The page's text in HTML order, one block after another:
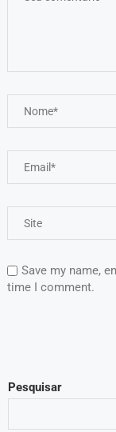
Save my name,
time I comment.
Pesquisar